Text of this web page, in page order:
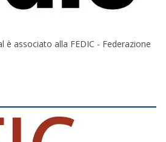
è associato alla FEDIC - Federazione